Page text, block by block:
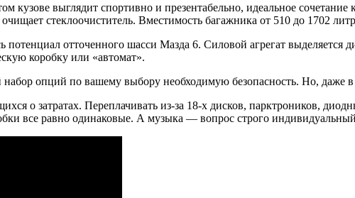
кузове выглядит спортивно и презентабельно, идеальное
очищает стеклоочиститель. Вместимость багажника от 510 до 1702
потенциал отточенного шасси Мазда 6. Силовой агрегат
коробку или «автомат».
опций по вашему выбору необходимую безопасность. Но, даже
о затратах. Переплачивать из-за 18-х дисков, парктроников,
все равно одинаковые. А музыка — вопрос строго